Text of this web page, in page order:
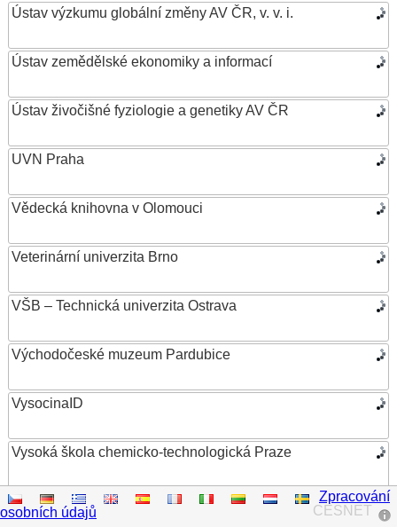
Ústav výzkumu globální změny AV ČR, v. v. i.
Ústav zemědělské ekonomiky a informací
Ústav živočišné fyziologie a genetiky AV ČR
UVN Praha
Vědecká knihovna v Olomouci
Veterinární univerzita Brno
VŠB – Technická univerzita Ostrava
Východočeské muzeum Pardubice
VysocinaID
Vysoká škola chemicko-technologická Praze
Vysoká škola ekonomická v Praze
CESNET
Zpracování
osobních údajů